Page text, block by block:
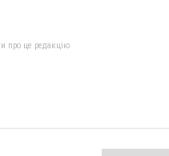
про це редакцію